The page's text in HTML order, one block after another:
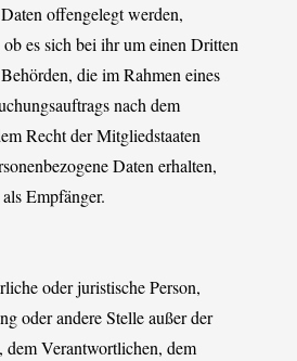
offengelegt werden,
es sich bei ihr um einen Dritten
die im Rahmen eines
nach dem
Recht der Mitgliedstaaten
Daten erhalten,
Empfänger.
oder juristische Person,
oder andere Stelle außer der
dem Verantwortlichen, dem